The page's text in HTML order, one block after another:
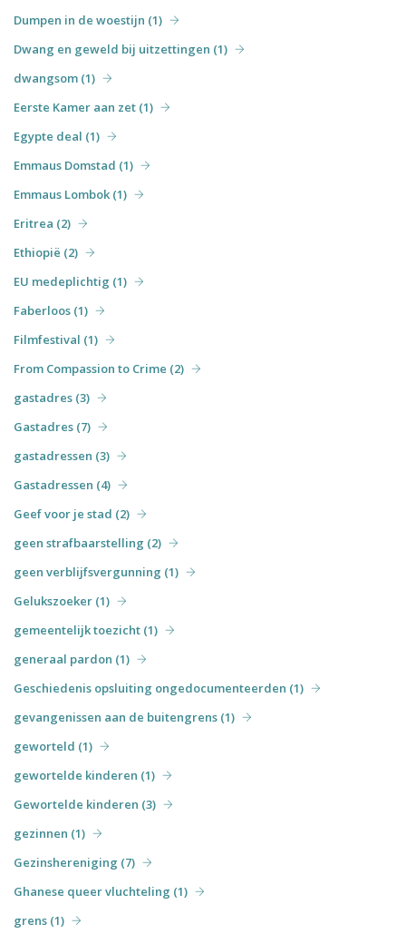
Dumpen in de woestijn (1)
Dwang en geweld bij uitzettingen (1)
dwangsom (1)
Eerste Kamer aan zet (1)
Egypte deal (1)
Emmaus Domstad (1)
Emmaus Lombok (1)
Eritrea (2)
Ethiopië (2)
EU medeplichtig (1)
Faberloos (1)
Filmfestival (1)
From Compassion to Crime (2)
gastadres (3)
Gastadres (7)
gastadressen (3)
Gastadressen (4)
Geef voor je stad (2)
geen strafbaarstelling (2)
geen verblijfsvergunning (1)
Gelukszoeker (1)
gemeentelijk toezicht (1)
generaal pardon (1)
Geschiedenis opsluiting ongedocumenteerden (1)
gevangenissen aan de buitengrens (1)
geworteld (1)
gewortelde kinderen (1)
Gewortelde kinderen (3)
gezinnen (1)
Gezinshereniging (7)
Ghanese queer vluchteling (1)
grens (1)